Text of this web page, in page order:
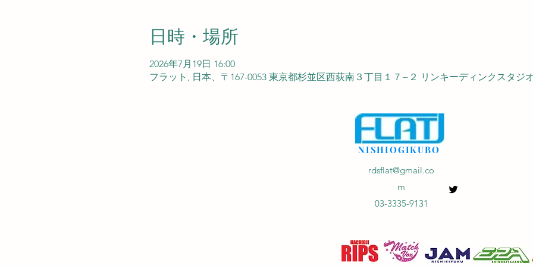
日時・場所
2026年7月19日 16:00
フラット, 日本、〒167-0053 東京都杉並区西荻南３丁目１７−２ リンキーディンクスタジ
rdsflat@gmail.co
m
03-3335-9131
NISHIOGIKUBO